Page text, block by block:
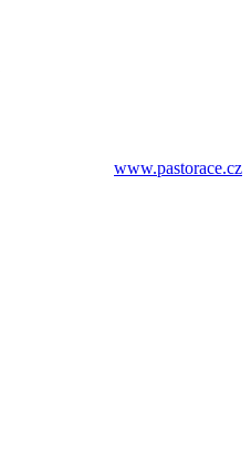
www.pastorace.cz